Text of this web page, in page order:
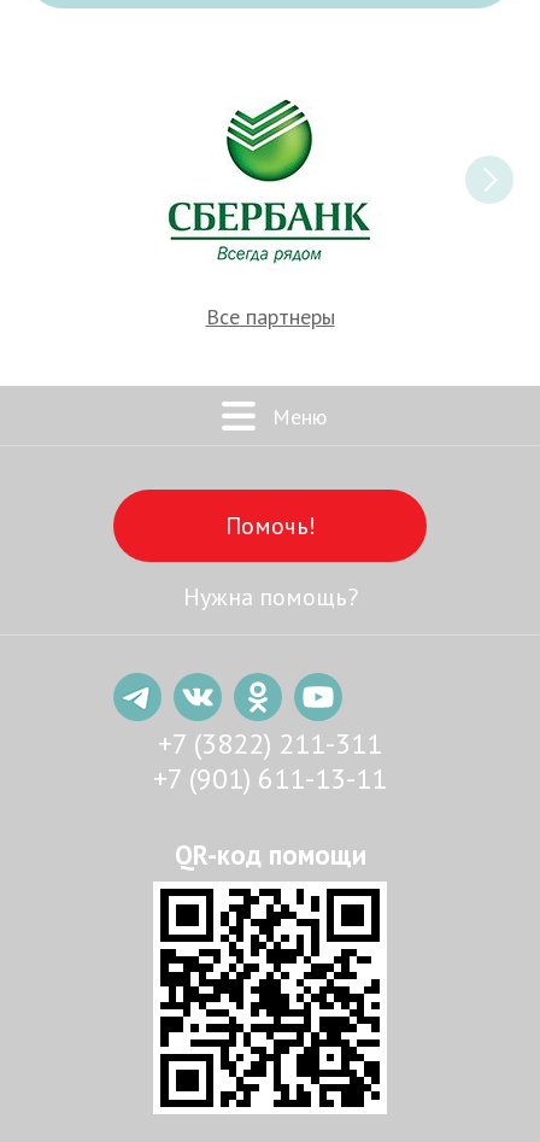
Все партнеры
Меню
Помочь!
Нужна помощь?
+7 (3822) 211-311
+7 (901) 611-13-11